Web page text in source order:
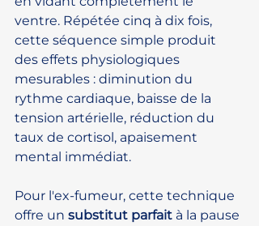
ventre. Répétée cinq à dix fois,
cette séquence simple produit
des effets physiologiques
mesurables : diminution du
rythme cardiaque, baisse de la
tension artérielle, réduction du
taux de cortisol, apaisement
mental immédiat.
Pour l'ex-fumeur, cette technique
offre un substitut parfait à la pause